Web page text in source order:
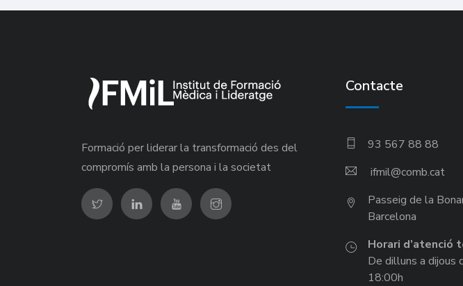
Formació per liderar la transformació des del
compromís amb la persona i la societat
Contacte
93 567 88 88
ifmil
Passeig de la
Barcelona
Horari d’atenció
De dilluns a dijous
18:00h